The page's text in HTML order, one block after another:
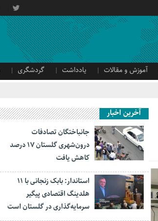
آموزش و مقالات یادداشت گردشگری
آخرین اخبار
جانباختگان تصادفات
درون‌شهری گلستان ۱۷ درصد
کاهش یافت
استاندار: بابک زنجانی با ۱۱
هلدینگ اقتصادی پیگیر
سرمایه‌گذاری در گلستان است